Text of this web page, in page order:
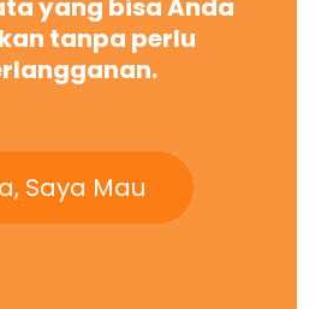
tanpa perlu
Saya Mau